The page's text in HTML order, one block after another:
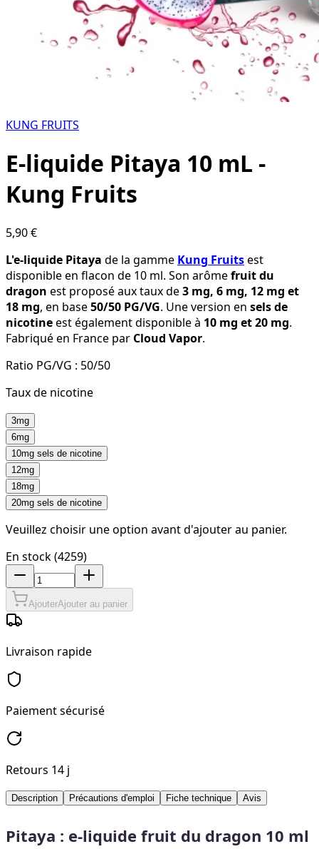
KUNG FRUITS
E-liquide Pitaya 10 mL -
Kung Fruits
5,90 €
L'e-liquide Pitaya de la gamme Kung Fruitsest
disponible en flacon de 10 ml. Son arômefruit du
dragon est proposé aux taux de3 mg, 6 mg, 12 mg et
18 mg, en base50/50 PG/VG. Une version en sels de
nicotineest également disponible à 10 mg et 20 mg.
Fabriqué en France par Cloud Vapor.
Ratio PG/VG : 50/50
Taux de nicotine
3mg
6mg
10mg sels de nicotine
12mg
18mg
20mg sels de nicotine
Veuillez choisir une option avant d'ajouter au panier.
En stock (4259)
AjouterAjouter au panier
Livraison rapide
Paiement sécurisé
Retours 14 j
Description Précautions d'emploi Fiche technique Avis
Pitaya : e-liquide fruit du dragon 10 ml